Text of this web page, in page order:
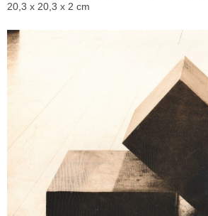
20,3 x 20,3 x 2 cm